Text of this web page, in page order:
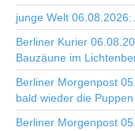
junge Welt
Berliner Kurier
Bauzäune im
Berliner Morgenpost
bald wieder die Puppen
Berliner Morgenpost